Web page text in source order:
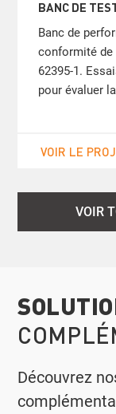
BANC DE
Banc de
conformité de
62395-1.
pour évaluer
VOIR LE
VOIR
Découvrez